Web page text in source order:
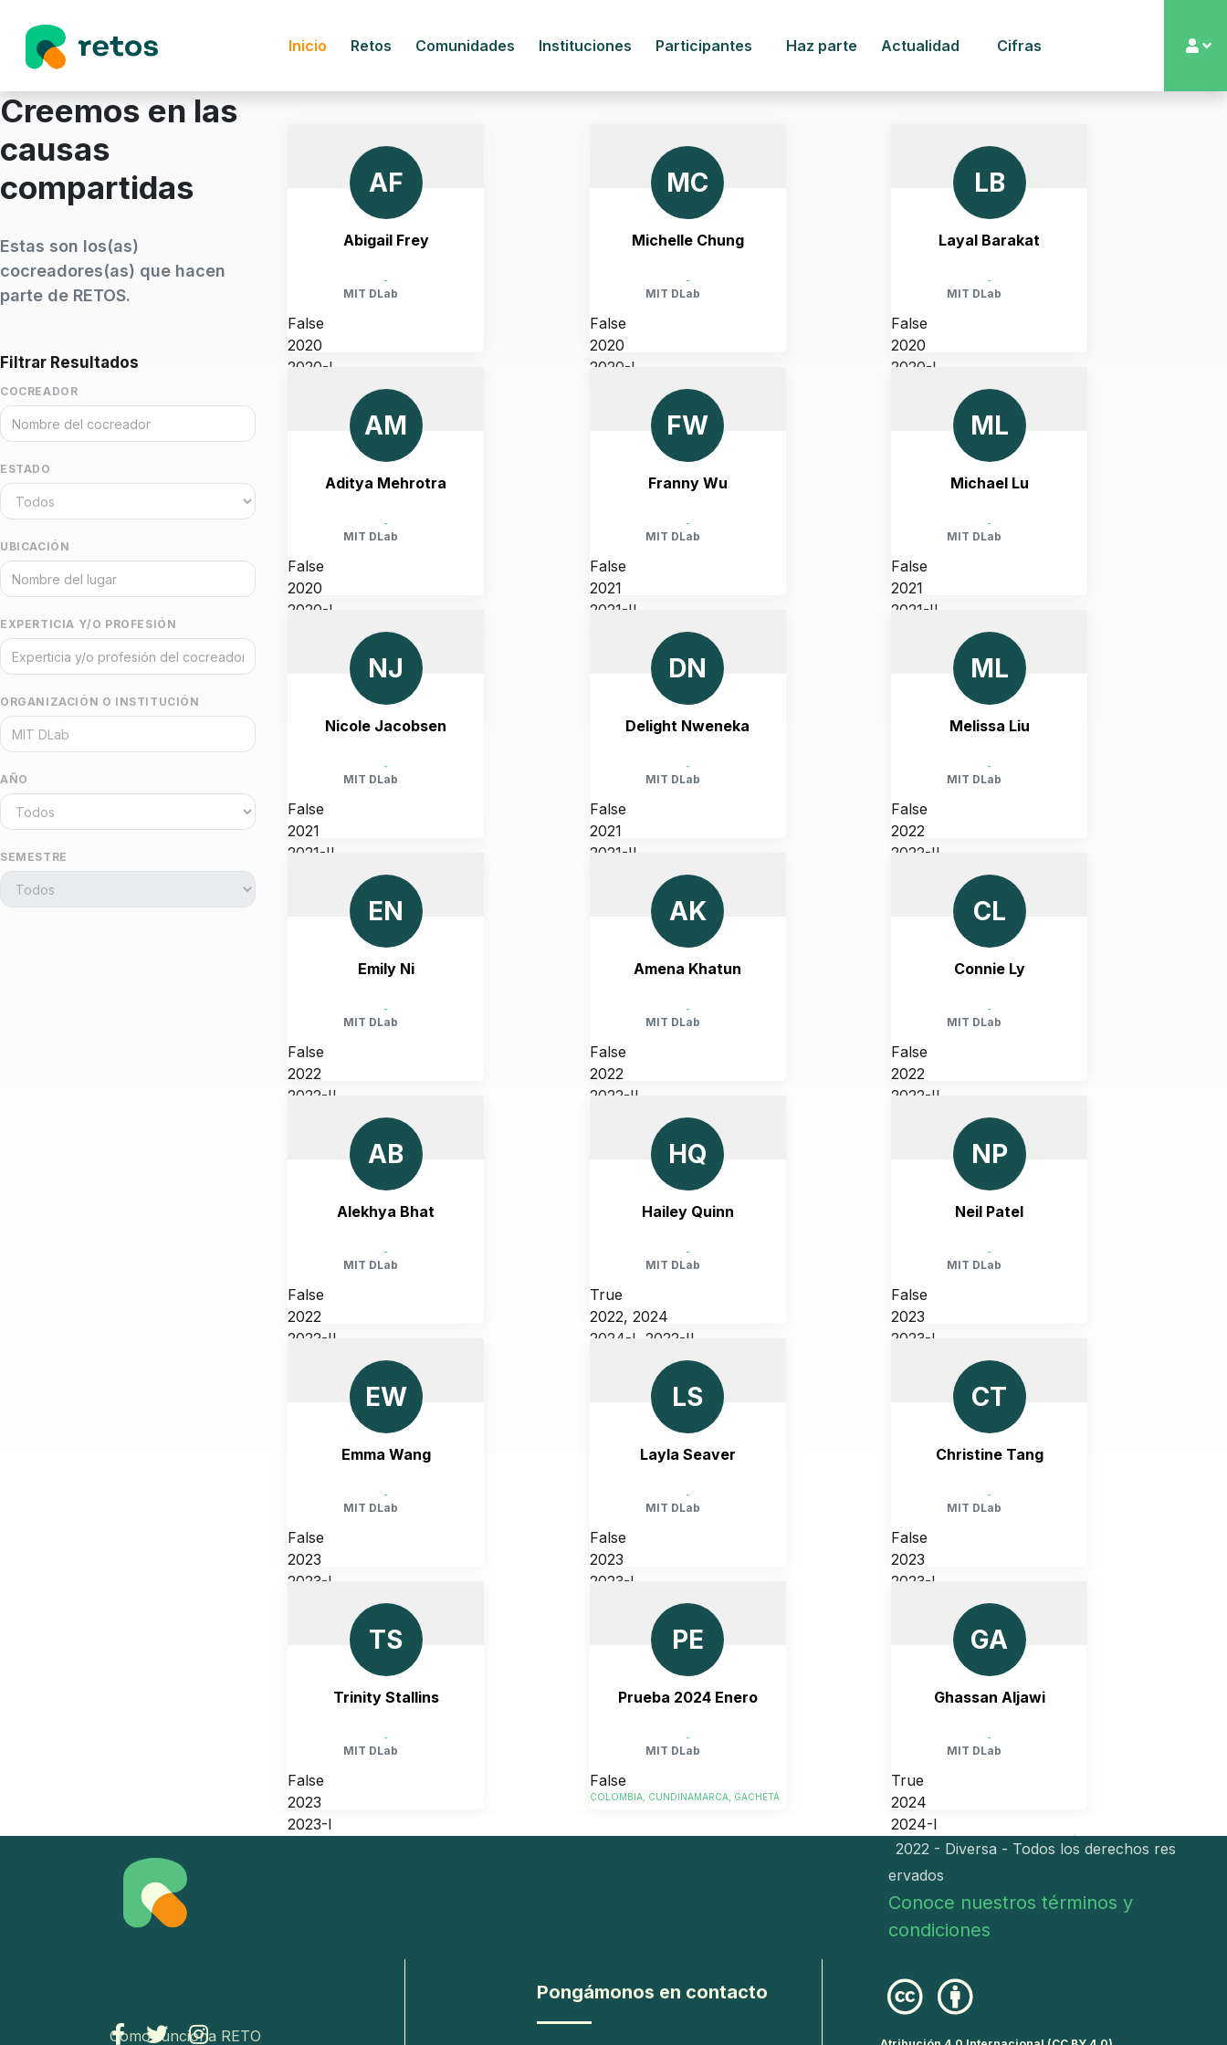
Inicio Retos Comunidades Instituciones Participantes Haz parte Actualidad Cifras
Creemos en las
causas
compartidas
Estas son los(as)
cocreadores(as) que hacen
parte de RETOS.
Filtrar Resultados
COCREADOR
ESTADO
UBICACIÓN
EXPERTICIA Y/O PROFESIÓN
ORGANIZACIÓN O INSTITUCIÓN
AÑO
SEMESTRE
AF
Abigail Frey
-
MIT DLab
False
2020
2020-I
MC
Michelle Chung
-
MIT DLab
False
2020
2020-I
LB
Layal Barakat
-
MIT DLab
False
2020
2020-I
AM
Aditya Mehrotra
-
MIT DLab
False
2020
2020-I
FW
Franny Wu
-
MIT DLab
False
2021
2021-II
ML
Michael Lu
-
MIT DLab
False
2021
2021-II
NJ
Nicole Jacobsen
-
MIT DLab
False
2021
2021-II
DN
Delight Nweneka
-
MIT DLab
False
2021
2021-II
ML
Melissa Liu
-
MIT DLab
False
2022
2022-II
EN
Emily Ni
-
MIT DLab
False
2022
2022-II
AK
Amena Khatun
-
MIT DLab
False
2022
2022-II
CL
Connie Ly
-
MIT DLab
False
2022
2022-II
AB
Alekhya Bhat
-
MIT DLab
False
2022
2022-II
HQ
Hailey Quinn
-
MIT DLab
True
2022, 2024
2024-I, 2022-II
NP
Neil Patel
-
MIT DLab
False
2023
2023-I
EW
Emma Wang
-
MIT DLab
False
2023
2023-I
LS
Layla Seaver
-
MIT DLab
False
2023
2023-I
CT
Christine Tang
-
MIT DLab
False
2023
2023-I
TS
Trinity Stallins
-
MIT DLab
False
2023
2023-I
PE
Prueba 2024 Enero
-
MIT DLab
False
COLOMBIA, CUNDINAMARCA, GACHETÁ
GA
Ghassan Aljawi
-
MIT DLab
True
2024
2024-I
Como funciona RETO
Pongámonos en contacto
2022 - Diversa - Todos los derechos res
ervados
Conoce nuestros términos y
condiciones